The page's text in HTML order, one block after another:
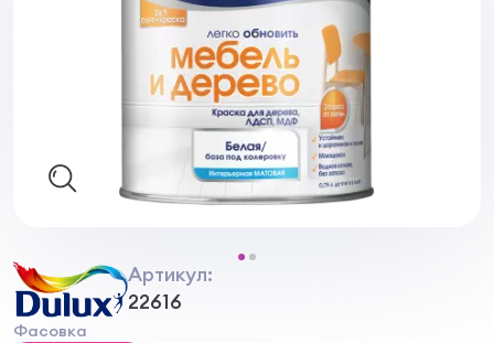
Артикул:
22616
Фасовка